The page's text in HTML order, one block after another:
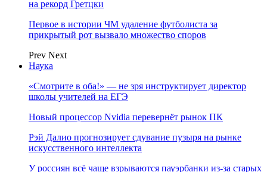
на рекорд Гретцки
Первое в истории ЧМ удаление футболиста за
прикрытый рот вызвало множество споров
Prev Next
Наука
«Смотрите в оба!» — не зря инструктирует директор
школы учителей на ЕГЭ
Новый процессор Nvidia перевернёт рынок ПК
Рэй Далио прогнозирует сдувание пузыря на рынке
искусственного интеллекта
У россиян всё чаще взрываются пауэрбанки из-за старых